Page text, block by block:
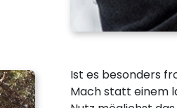
Ist es besonders
Mach statt einem